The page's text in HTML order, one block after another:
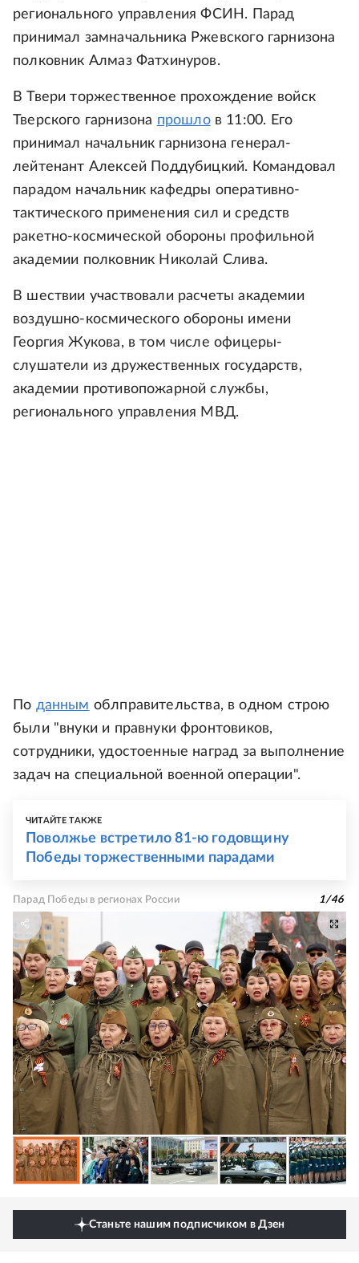
регионального управления ФСИН. Парад
принимал замначальника Ржевского гарнизона
полковник Алмаз Фатхинуров.
В Твери торжественное прохождение войск
Тверского гарнизона прошлов 11:00. Его
принимал начальник гарнизона генерал-
лейтенант Алексей Поддубицкий. Командовал
парадом начальник кафедры оперативно-
тактического применения сил и средств
ракетно-космической обороны профильной
академии полковник Николай Слива.
В шествии участвовали расчеты академии
воздушно-космического обороны имени
Георгия Жукова, в том числе офицеры-
слушатели из дружественных государств,
академии противопожарной службы,
регионального управления МВД.
По данным облправительства, в одном строю
были "внуки и правнуки фронтовиков,
сотрудники, удостоенные наград за выполнение
задач на специальной военной операции".
ЧИТАЙТЕ ТАКЖЕ
Поволжье встретило 81-ю годовщину
Победы торжественными парадами
Парад Победы в регионах России 1/46
Станьте нашим подписчиком в Дзен